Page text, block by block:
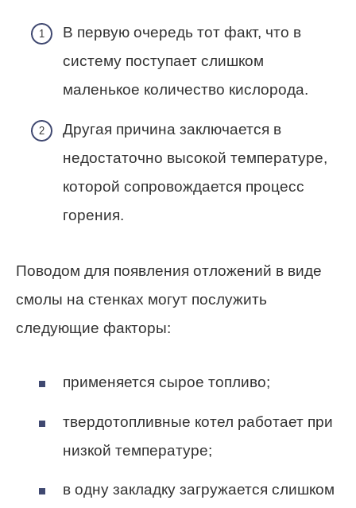
В первую очередь тот факт, что в
систему поступает слишком
маленькое количество кислорода.
Другая причина заключается в
недостаточно высокой температуре,
которой сопровождается процесс
горения.
Поводом для появления отложений в виде
смолы на стенках могут послужить
следующие факторы:
применяется сырое топливо;
твердотопливные котел работает при
низкой температуре;
в одну закладку загружается слишком